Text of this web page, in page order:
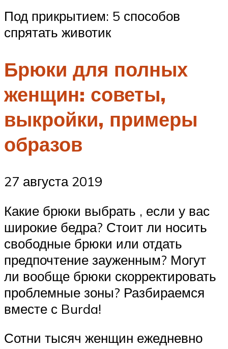
Под прикрытием: 5 способов
спрятать животик
Брюки для полных
женщин: советы,
выкройки, примеры
образов
27 августа 2019
Какие брюки выбрать , если у вас
широкие бедра? Стоит ли носить
свободные брюки или отдать
предпочтение зауженным? Могут
ли вообще брюки скорректировать
проблемные зоны? Разбираемся
вместе с Burda!
Сотни тысяч женщин ежедневно